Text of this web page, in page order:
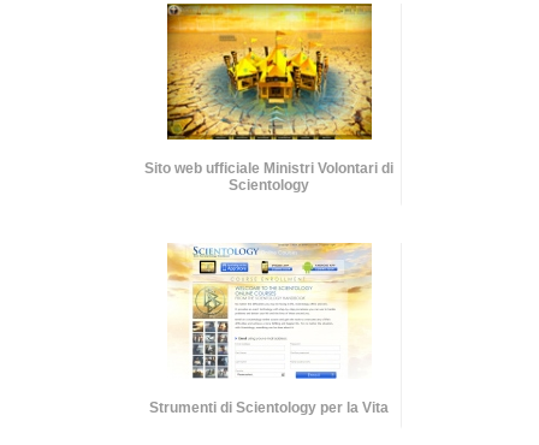
Sito web ufficiale Ministri Volontari di
Scientology
Strumenti di Scientology per la Vita